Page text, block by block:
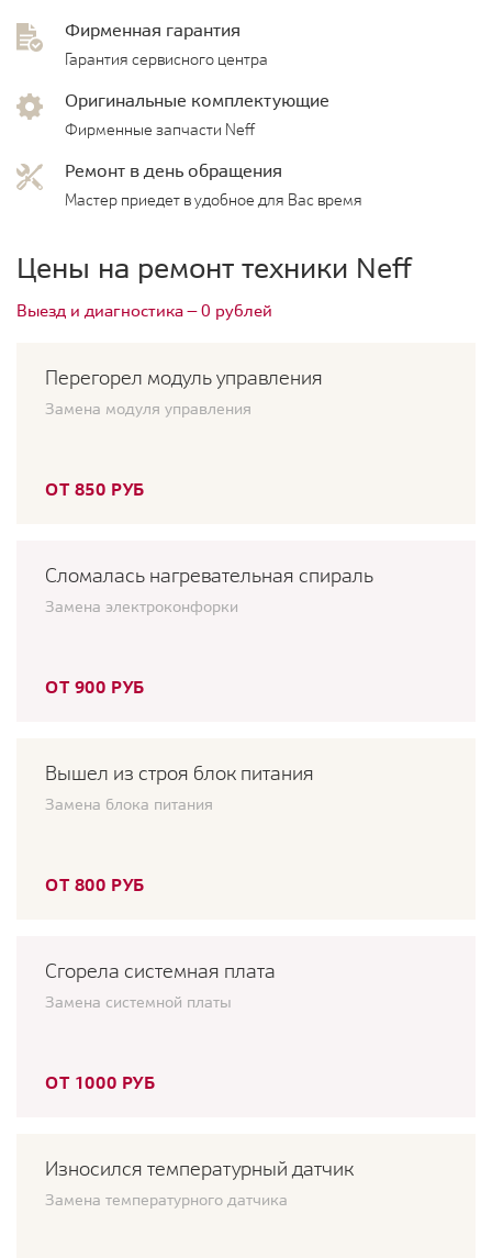
Фирменная гарантия
Гарантия сервисного центра
Оригинальные комплектующие
Фирменные запчасти Neff
Ремонт в день обращения
Мастер приедет в удобное для Вас время
Цены на ремонт техники Neff
Выезд и диагностика — 0 рублей
Перегорел модуль управления
Замена модуля управления
ОТ 850 РУБ
Сломалась нагревательная спираль
Замена электроконфорки
ОТ 900 РУБ
Вышел из строя блок питания
Замена блока питания
ОТ 800 РУБ
Сгорела системная плата
Замена системной платы
ОТ 1000 РУБ
Износился температурный датчик
Замена температурного датчика